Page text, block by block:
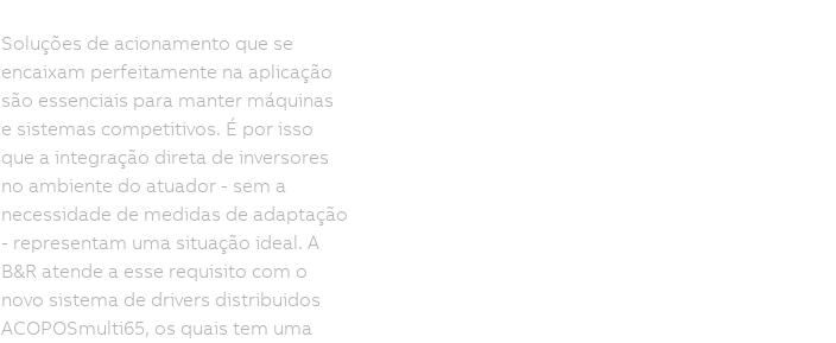
Soluções de acionamento que se
encaixam perfeitamente na aplicação
são essenciais para manter máquinas
e sistemas competitivos. É por isso
que a integração direta de inversores
no ambiente do atuador - sem a
necessidade de medidas de adaptação
- representam uma situação ideal. A
B&R atende a esse requisito com o
novo sistema de drivers distribuidos
ACOPOSmulti65, os quais tem uma